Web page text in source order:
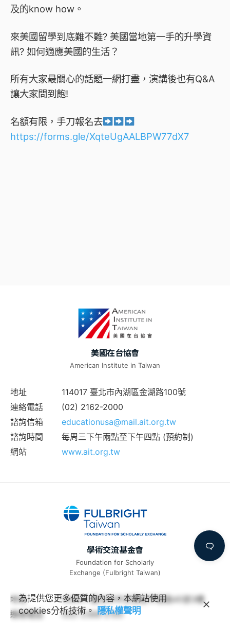
及的know how。
來美國留學到底難不難? 美國當地第一手的升學資
訊? 如何適應美國的生活？
所有大家最關心的話題一網打盡，演講後也有Q&A
讓大家問到飽!
名額有限，手刀報名去
https://forms.gle/XqteUgAALBPW77dX7
美國在台協會
American Institute in Taiwan
地址
114017 臺北市內湖區金湖路100號
連絡電話
(02) 2162-2000
諮詢信箱
educationusa@mail.ait.org.tw
諮詢時間
每周三下午兩點至下午四點 (預約制)
網站
www.ait.org.tw
學術交流基金會
Foundation for Scholarly
Exchange (Fulbright Taiwan)
地址
100011 臺北市中正區延平南路45號3樓
連絡電話
(02) 2388-2100
為提供您更多優質的內容，本網站使用
cookies分析技術。隱私權聲明